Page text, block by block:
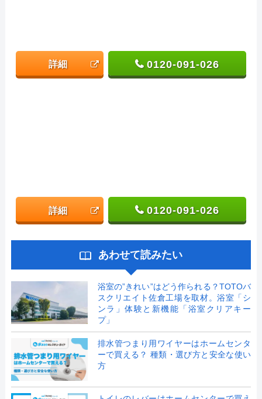
詳細 0120-091-026
詳細 0120-091-026
あわせて読みたい
浴室の”きれい”はどう作られる？TOTOバ
スクリエイト佐倉工場を取材。浴室「シ
ンラ」体験と新機能「浴室クリアキー
プ」
排水管つまり用ワイヤーはホームセンタ
ーで買える？ 種類・選び方と安全な使い
方